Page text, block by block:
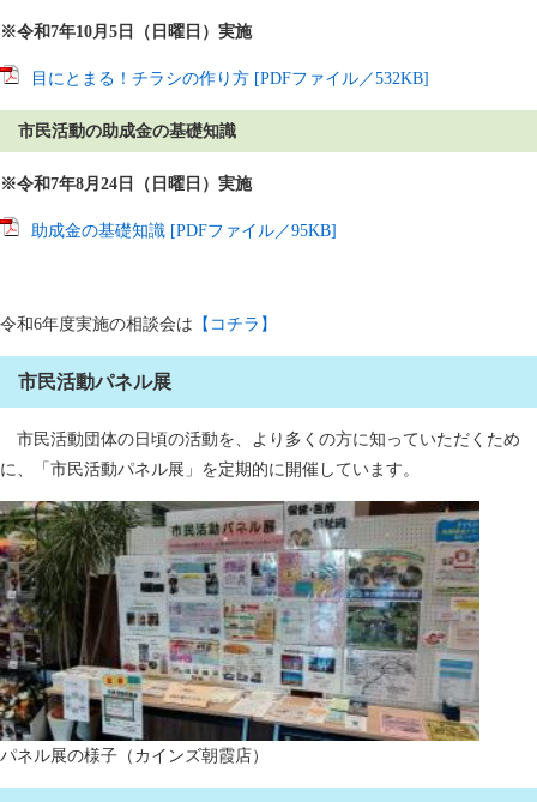
※令和7年10月5日（日曜日）実施
目にとまる！チラシの作り方 [PDFファイル／532KB]
市民活動の助成金の基礎知識
※令和7年8月24日（日曜日）実施
助成金の基礎知識 [PDFファイル／95KB]
令和6年度実施の相談会は 【コチラ】
市民活動パネル展
市民活動団体の日頃の活動を、より多くの方に知っていただくため
に、「市民活動パネル展」を定期的に開催しています。
パネル展の様子（カインズ朝霞店）